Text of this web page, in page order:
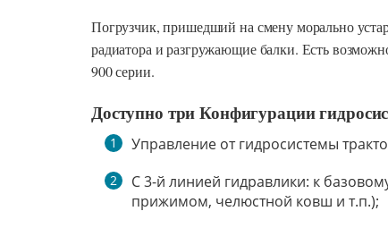
Погрузчик, пришедший на смену морально
радиатора и разгружающие балки. Есть
900 серии.
Доступно три Конфигурации
Управление от гидросистемы
С 3-й линией гидравлики: к
прижимом, челюстной ковш и т.п.);